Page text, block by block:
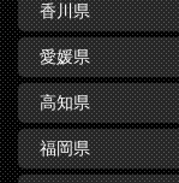
香川県
愛媛県
高知県
福岡県